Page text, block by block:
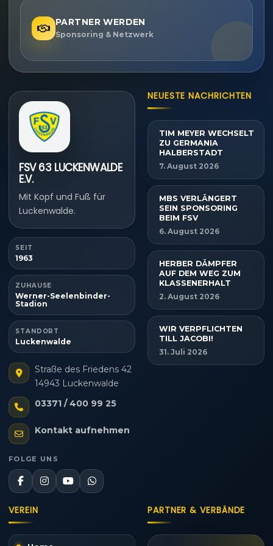
PARTNER WERDEN
Sponsoring & Netzwerk
FSV 63 LUCKENWALDE
E.V.
Mit Kopf und Fuß für
Luckenwalde.
SEIT
1963
ZUHAUSE
Werner-Seelenbinder-
Stadion
STANDORT
Luckenwalde
Straße des Friedens 42
14943 Luckenwalde
03371 / 400 99 25
Kontakt aufnehmen
FOLGE UNS
NEUESTE NACHRICHTEN
TIM MEYER WECHSELT
ZU GERMANIA
HALBERSTADT
7. August 2026
MBS VERLÄNGERT
SEIN SPONSORING
BEIM FSV
6. August 2026
HERBER DÄMPFER
AUF DEM WEG ZUM
KLASSENERHALT
2. August 2026
WIR VERPFLICHTEN
TILL JACOBI!
31. Juli 2026
VEREIN PARTNER & VERBÄNDE